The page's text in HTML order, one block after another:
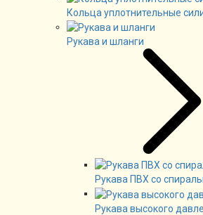
Кольца уплотнительные
Рукава и шланги
Рукава ПВХ со
Рукава высокого